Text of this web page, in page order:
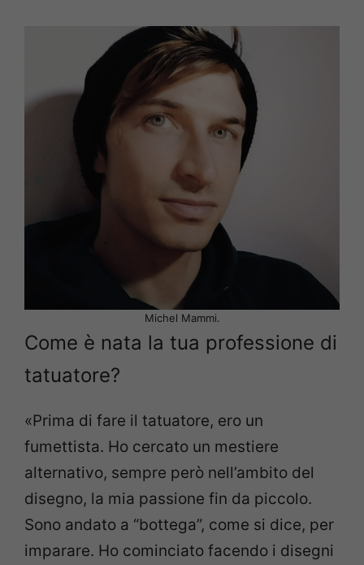
Michel Mammi.
Come è nata la tua professione di
tatuatore?
«Prima di fare il tatuatore, ero un
fumettista. Ho cercato un mestiere
alternativo, sempre però nell’ambito del
disegno, la mia passione fin da piccolo.
Sono andato a “bottega”, come si dice, per
imparare. Ho cominciato facendo i disegni